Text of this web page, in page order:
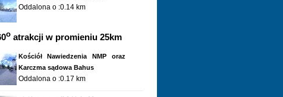
Oddalona o :0.14 km
Magiczne Miejsca Magiczne
Magiczne Miejsca Apartament 9
oatrakcji w promieniu 25km
Kościół Nawiedzenia NMP oraz
Karczma sądowa Bahus
Oddalona o :0.17 km